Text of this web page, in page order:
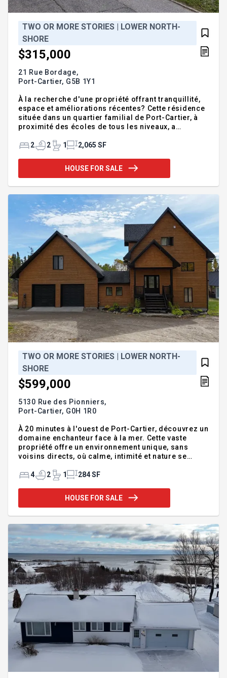
TWO OR MORE STORIES | LOWER NORTH-
SHORE
$315,000
21 Rue Bordage,
Port-Cartier, G5B 1Y1
À la recherche d'une propriété offrant tranquillité,
espace et améliorations récentes? Cette résidence
située dans un quartier familial de Port-Cartier, à
proximité des écoles de tous les niveaux, a
terrain, son garage attaché ainsi que les
rénovations majeures apportées au rez-de-
chaussée, qui lui donnent un style actuel et
chaleureux. De plus, plusieurs travaux extérieurs
n'attend que vos idées pour être aménagé selon vos
besoins. Une belle
2 2 1 2,065 SF
HOUSE FOR SALE
TWO OR MORE STORIES | LOWER NORTH-
SHORE
$599,000
5130 Rue des Pionniers,
Port-Cartier, G0H 1R0
À 20 minutes à l'ouest de Port-Cartier, découvrez un
domaine enchanteur face à la mer. Cette vaste
propriété offre un environnement unique, sans
voisins directs, où calme, intimité et nature se
une suite des maîtres avec salle de bain privée. Le
assure confort et économie en toute saison.
L'extérieur en bois s'harmonise au paysage côtier.
savourer pleinement la vie au bord de mer.
Visionnez la visite
4 2 1 284 SF
HOUSE FOR SALE